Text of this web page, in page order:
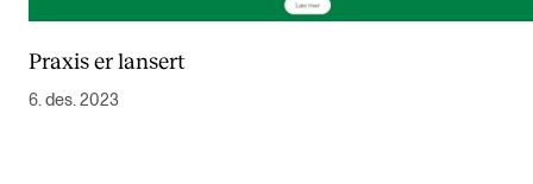
Praxis er lansert
6. des. 2023